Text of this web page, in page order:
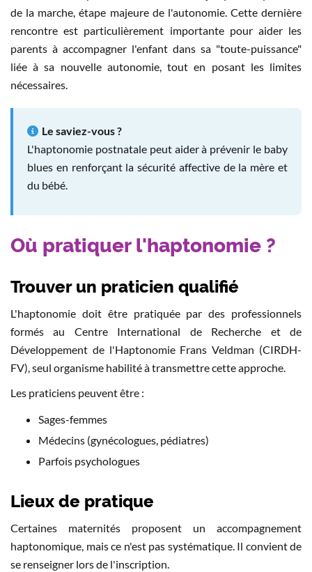
de la marche, étape majeure de l'autonomie. Cette dernière
rencontre est particulièrement importante pour aider les
parents à accompagner l'enfant dans sa "toute-puissance"
liée à sa nouvelle autonomie, tout en posant les limites
nécessaires.
Le saviez-vous ?
L'haptonomie postnatale peut aider à prévenir le baby
blues en renforçant la sécurité affective de la mère et
du bébé.
Où pratiquer l'haptonomie ?
Trouver un praticien qualifié
L'haptonomie doit être pratiquée par des professionnels
formés au Centre International de Recherche et de
Développement de l'Haptonomie Frans Veldman (CIRDH-
FV), seul organisme habilité à transmettre cette approche.
Les praticiens peuvent être :
Sages-femmes
Médecins (gynécologues, pédiatres)
Parfois psychologues
Lieux de pratique
Certaines maternités proposent un accompagnement
haptonomique, mais ce n'est pas systématique. Il convient de
se renseigner lors de l'inscription.